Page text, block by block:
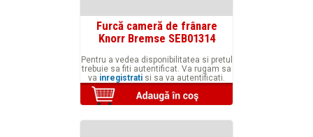
Furcă cameră de frânare
Knorr Bremse SEB01314
Pentru a vedea disponibilitatea si pretul
trebuie sa fiti autentificat. Va rugam sa
va inregistrati si sa va autentificati.